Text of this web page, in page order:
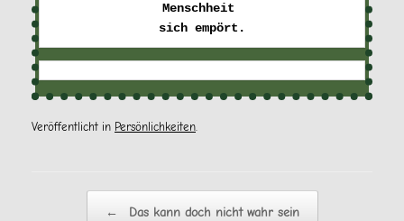
Menschheit
Veröffentlicht in Persönlichkeiten
← Das kann doch nicht wahr sein